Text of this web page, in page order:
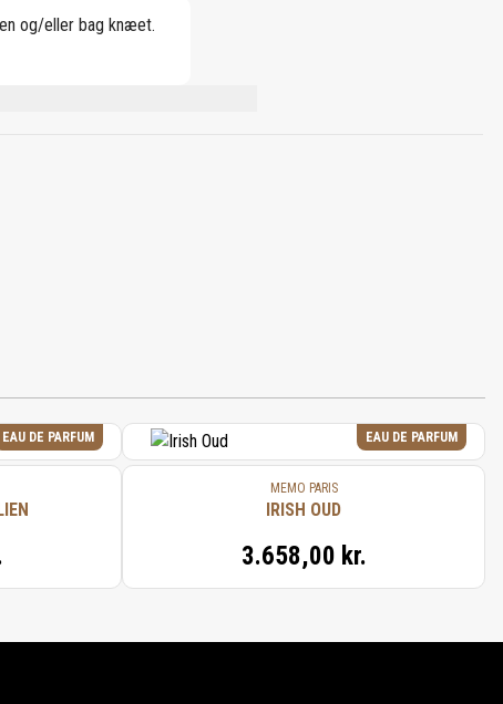
og/eller bag knæet.
COUMARIN, BENZYL BENZOATE,
EAU DE PARFUM EAU DE PARFUM
MEMO PARIS
IRISH OUD
3.658,00 kr.